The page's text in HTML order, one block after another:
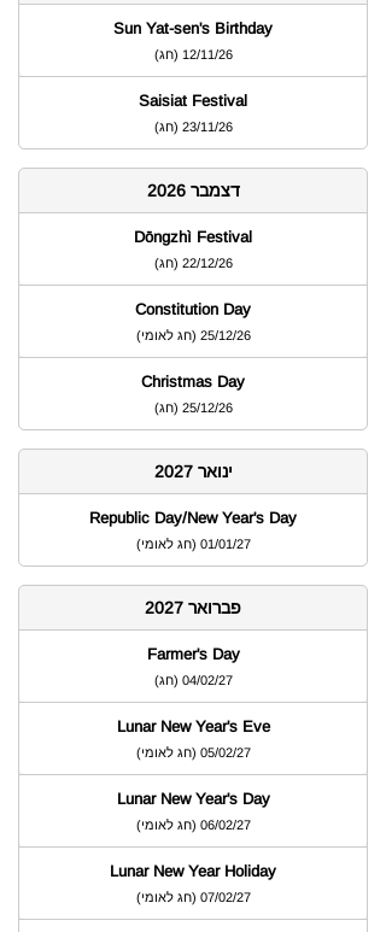
Sun Yat-sen's Birthday
(חג) 12/11/26
Saisiat Festival
(חג) 23/11/26
דצמבר 2026
Dōngzhì Festival
(חג) 22/12/26
Constitution Day
(חג לאומי) 25/12/26
Christmas Day
(חג) 25/12/26
ינואר 2027
Republic Day/New Year's Day
(חג לאומי) 01/01/27
פברואר 2027
Farmer's Day
(חג) 04/02/27
Lunar New Year's Eve
(חג לאומי) 05/02/27
Lunar New Year's Day
(חג לאומי) 06/02/27
Lunar New Year Holiday
(חג לאומי) 07/02/27